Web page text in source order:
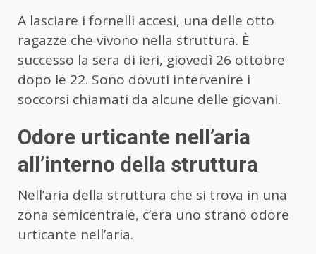
A lasciare i fornelli accesi, una delle otto
ragazze che vivono nella struttura. È
successo la sera di ieri, giovedì 26 ottobre
dopo le 22. Sono dovuti intervenire i
soccorsi chiamati da alcune delle giovani.
Odore urticante nell’aria
all’interno della struttura
Nell’aria della struttura che si trova in una
zona semicentrale, c’era uno strano odore
urticante nell’aria.